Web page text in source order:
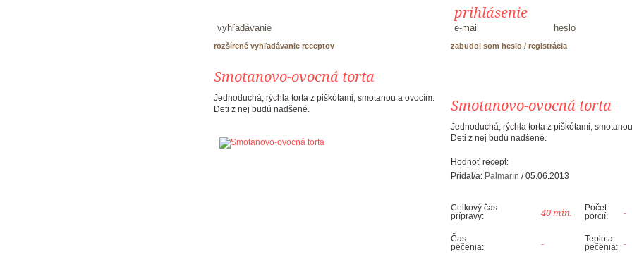
rozšírené vyhľadávanie receptov
prihlásenie
zabudol som heslo / registrácia
Smotanovo-ovocná torta
Jednoduchá, rýchla torta z piškótami, smotanou a ovocím.
Deti z nej budú nadšené.
Smotanovo-ovocná torta
Jednoduchá, rýchla torta z piškótami,
Deti z nej budú nadšené.
Hodnoť recept:
Pridal/a: Palmarín / 05.06.2013
Celkový čas
prípravy:
40 min.
Počet
porcií:
-
Čas
pečenia:
-
Teplota
pečenia: -